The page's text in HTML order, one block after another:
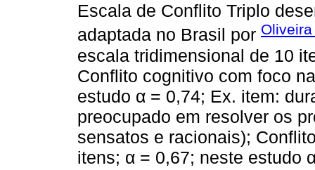
Escala de Conflito Triplo
adaptada no Brasil por
escala tridimensional de 10
Conflito cognitivo com foco
estudo α = 0,74; Ex. item:
preocupado em resolver os
sensatos e racionais);
itens; α = 0,67; neste estudo